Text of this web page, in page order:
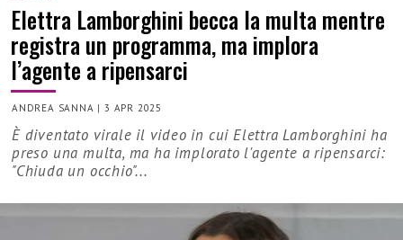
Elettra Lamborghini becca la multa mentre
registra un programma, ma implora
l’agente a ripensarci
ANDREA SANNA |3 APR 2025
È diventato virale il video in cui Elettra Lamborghini ha
preso una multa, ma ha implorato l'agente a ripensarci:
"Chiuda un occhio"...